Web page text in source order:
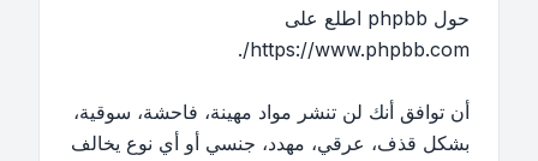
حول phpbb اطلع على
https://www.phpbb.com/
.
أن توافق أنك لن تنشر مواد مهينة، فاحشة، سوقية،
بشكل قذف، عرقي، مهدد، جنسي أو أي نوع يخالف